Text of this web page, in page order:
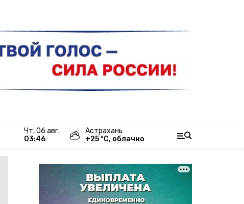
чт, 06 авг.
03:46
Астрахань
+25 °С, облачно